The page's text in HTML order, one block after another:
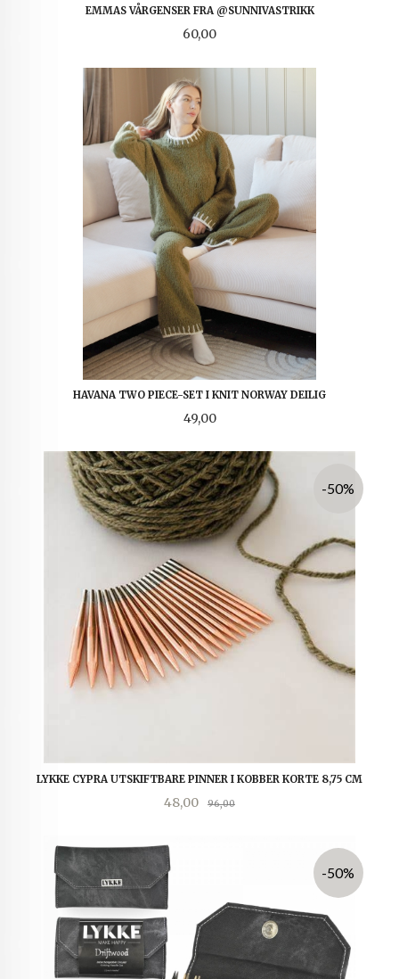
EMMAS VÅRGENSER FRA @SUNNIVASTRIKK
Pris
60,00
HAVANA TWO PIECE-SET I KNIT NORWAY DEILIG
Pris
49,00
LYKKE CYPRA UTSKIFTBARE PINNER I KOBBER KORTE 8,75 CM
Tilbud
48,00 96,00Rabatt
-50%
-50%